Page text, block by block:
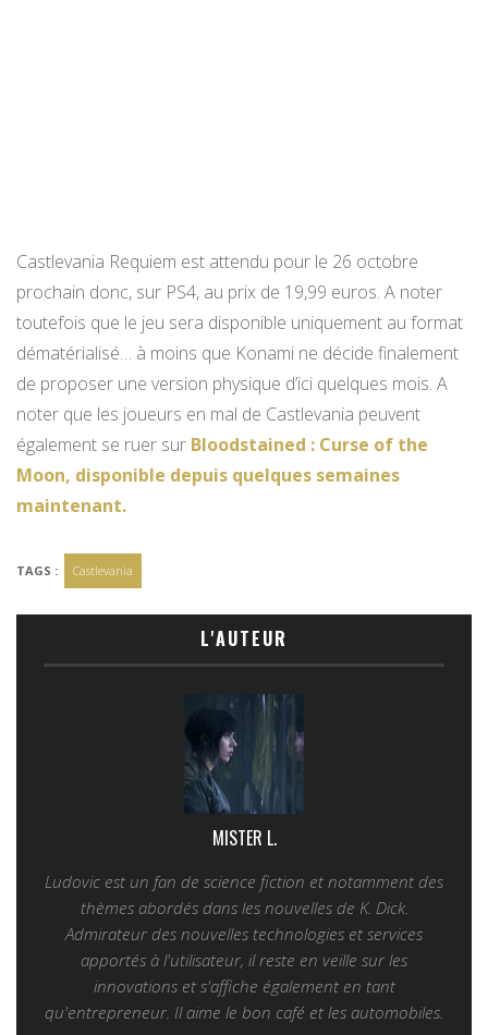
Castlevania Requiem est attendu pour le 26 octobre
prochain donc, sur PS4, au prix de 19,99 euros. A noter
toutefois que le jeu sera disponible uniquement au format
dématérialisé… à moins que Konami ne décide finalement
de proposer une version physique d’ici quelques mois. A
noter que les joueurs en mal de Castlevania peuvent
également se ruer sur Bloodstained : Curse of the
Moon, disponible depuis quelques semaines
maintenant.
TAGS : Castlevania
L'AUTEUR
MISTER L.
Ludovic est un fan de science fiction et notamment des
thèmes abordés dans les nouvelles de K. Dick.
Admirateur des nouvelles technologies et services
apportés à l'utilisateur, il reste en veille sur les
innovations et s'affiche également en tant
qu'entrepreneur. Il aime le bon café et les automobiles.